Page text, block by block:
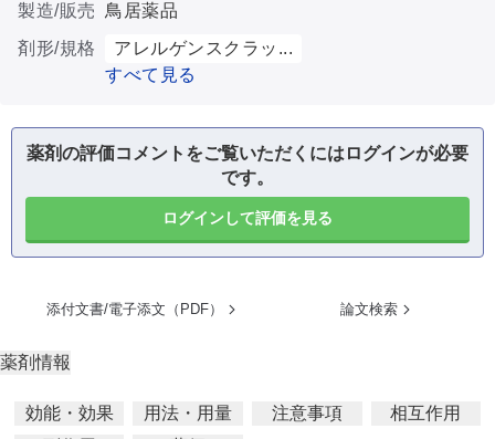
製造/販売
鳥居薬品
剤形/規格
アレルゲンスクラッ...
すべて見る
薬剤の評価コメントをご覧いただくにはログインが必要
です。
ログインして評価を見る
添付文書/電子添文（PDF） 論文検索
薬剤情報
効能・効果 用法・用量 注意事項
相互作用